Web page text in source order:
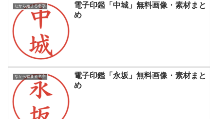
なから始まる名字
電子印鑑「中城」無料画像・素材まと
め
なから始まる名字
電子印鑑「永坂」無料画像・素材まと
め